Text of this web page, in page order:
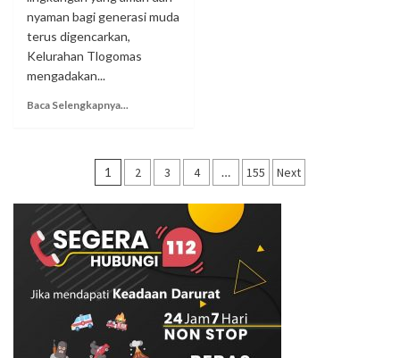
nyaman bagi generasi muda
terus digencarkan,
Kelurahan Tlogomas
mengadakan...
Baca Selengkapnya...
Navigasi
pos
1 2 3 4 … 155 Next